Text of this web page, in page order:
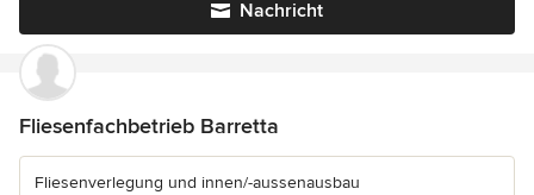
Nachricht
Fliesenfachbetrieb Barretta
Fliesenverlegung und innen/-aussenausbau